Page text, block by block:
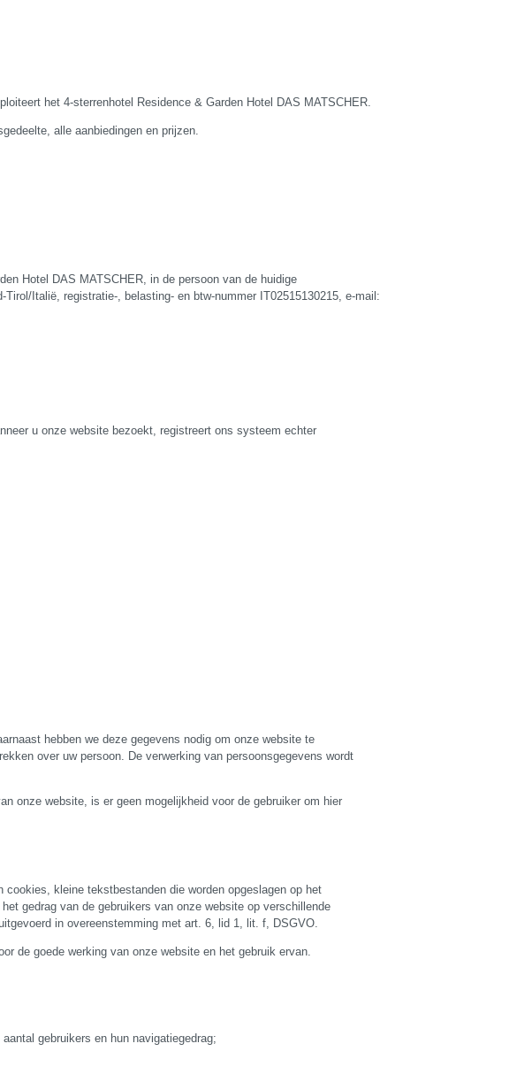
het 4-sterrenhotel Residence & Garden Hotel DAS MATSCHER.
alle aanbiedingen en prijzen.
Hotel DAS MATSCHER, in de persoon van de huidige
Italië, registratie-, belasting- en btw-nummer IT02515130215, e-mail:
u onze website bezoekt, registreert ons systeem echter
hebben we deze gegevens nodig om onze website te
over uw persoon. De verwerking van persoonsgegevens wordt
onze website, is er geen mogelijkheid voor de gebruiker om hier
kleine tekstbestanden die worden opgeslagen op het
gedrag van de gebruikers van onze website op verschillende
in overeenstemming met art. 6, lid 1, lit. f, DSGVO.
de goede werking van onze website en het gebruik ervan.
gebruikers en hun navigatiegedrag;